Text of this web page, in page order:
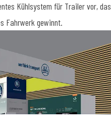
Kühlsystem für Trailer vor,
Fahrwerk gewinnt.